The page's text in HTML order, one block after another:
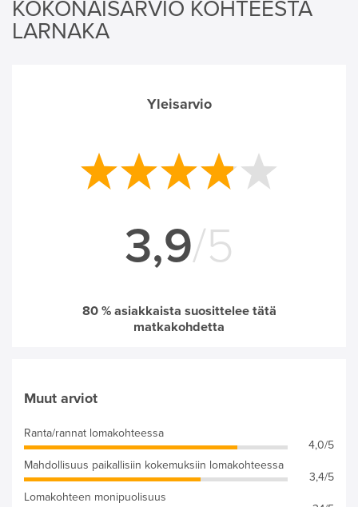
KOKONAISARVIO KOHTEESTA
LARNAKA
Yleisarvio
3,9/5
80% asiakkaista suosittelee tätä
matkakohdetta
Muut arviot
Ranta/rannat lomakohteessa
4,0/5
Mahdollisuus paikallisiin kokemuksiin lomakohteessa
3,4/5
Lomakohteen monipuolisuus